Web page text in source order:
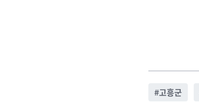
#고흥군